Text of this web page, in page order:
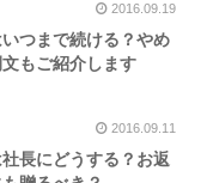
2016.09.19
つまで続ける？やめ
もご紹介します
2016.09.11
長にどうする？お返